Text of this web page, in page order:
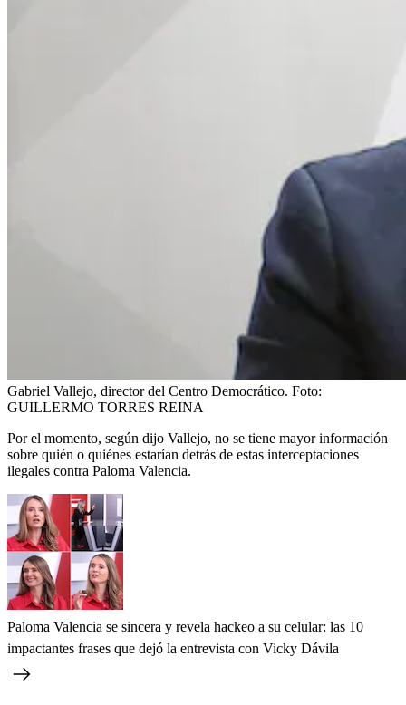
Gabriel Vallejo, director del Centro Democrático. Foto:
GUILLERMO TORRES REINA
Por el momento, según dijo Vallejo, no se tiene mayor información
sobre quién o quiénes estarían detrás de estas interceptaciones
ilegales contra Paloma Valencia.
Paloma Valencia se sincera y revela hackeo a su celular: las 10
impactantes frases que dejó la entrevista con Vicky Dávila